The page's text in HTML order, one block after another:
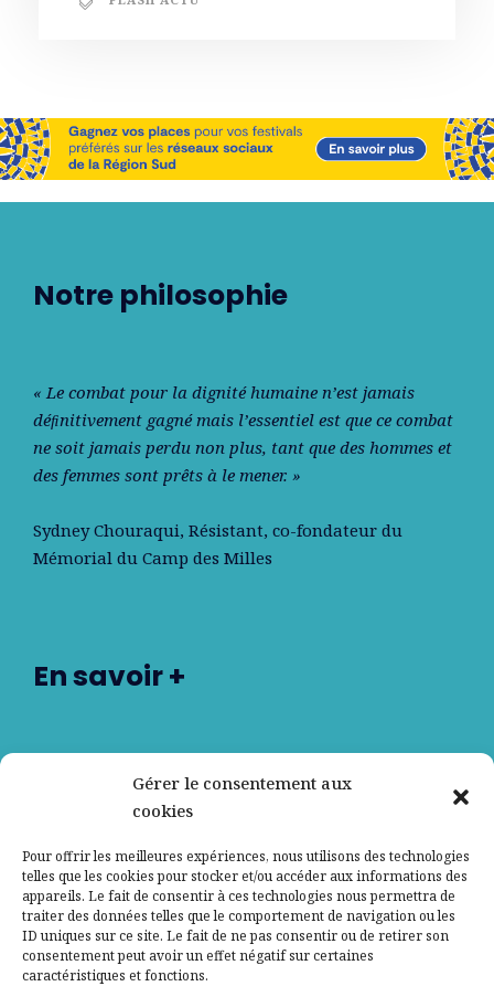
Gérer le consentement aux
cookies
Pour offrir les meilleures expériences, nous utilisons des technologies
telles que les cookies pour stocker et/ou accéder aux informations des
appareils. Le fait de consentir à ces technologies nous permettra de
traiter des données telles que le comportement de navigation ou les
ID uniques sur ce site. Le fait de ne pas consentir ou de retirer son
consentement peut avoir un effet négatif sur certaines
caractéristiques et fonctions.
Notre philosophie
« Le combat pour la dignité humaine n’est jamais
déﬁnitivement gagné mais l’essentiel est que ce combat
ne soit jamais perdu non plus, tant que des hommes et
des femmes sont prêts à le mener. »
Sydney Chouraqui, Résistant, co-fondateur du
Mémorial du Camp des Milles
En savoir +
Contactez-nous
Mentions légales